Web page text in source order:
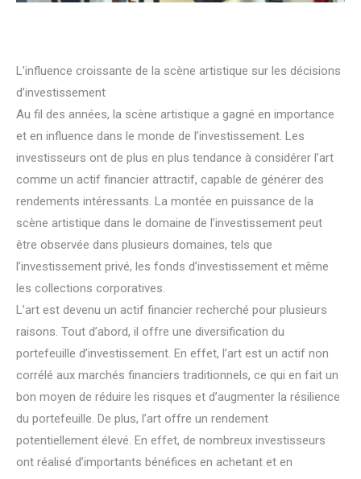
L’influence croissante de la scène artistique sur les décisions
d’investissement
Au fil des années, la scène artistique a gagné en importance
et en influence dans le monde de l’investissement. Les
investisseurs ont de plus en plus tendance à considérer l’art
comme un actif financier attractif, capable de générer des
rendements intéressants. La montée en puissance de la
scène artistique dans le domaine de l’investissement peut
être observée dans plusieurs domaines, tels que
l’investissement privé, les fonds d’investissement et même
les collections corporatives.
L’art est devenu un actif financier recherché pour plusieurs
raisons. Tout d’abord, il offre une diversification du
portefeuille d’investissement. En effet, l’art est un actif non
corrélé aux marchés financiers traditionnels, ce qui en fait un
bon moyen de réduire les risques et d’augmenter la résilience
du portefeuille. De plus, l’art offre un rendement
potentiellement élevé. En effet, de nombreux investisseurs
ont réalisé d’importants bénéfices en achetant et en